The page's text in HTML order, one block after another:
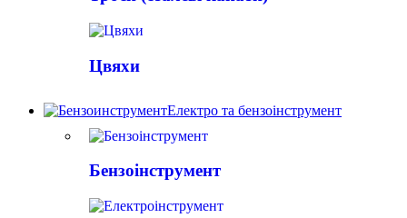
Цвяхи
Електро та бензоінструмент
Бензоінструмент